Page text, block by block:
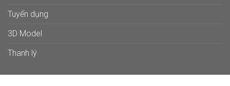
Tuyển dụng
3D Model
Thanh lý